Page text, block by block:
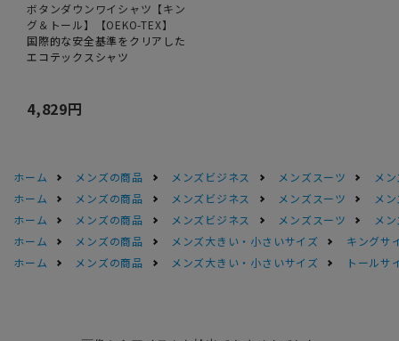
ボタンダウンワイシャツ【キン
グ＆トール】【OEKO-TEX】
国際的な安全基準をクリアした
エコテックスシャツ
4,829円
ホーム メンズの商品 メンズビジネス メンズスーツ
メ
ホーム
メンズの商品 メンズビジネス メンズスーツ
メ
ホーム
メンズの商品 メンズビジネス メンズスーツ
メ
ホーム
メンズの商品 メンズ大きい・小さいサイズ
キングサ
ホーム
メンズの商品 メンズ大きい・小さいサイズ トールサ